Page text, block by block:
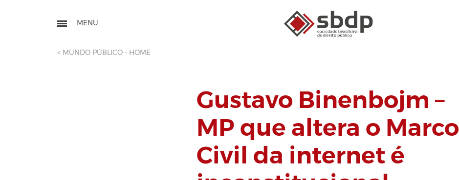
< MUNDO PÚBLICO - HOME
Gustavo Binenbojm –
MP que altera o Marco
Civil da internet é